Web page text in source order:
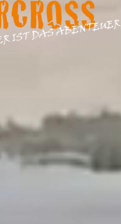
IST DAS ABENTEUER